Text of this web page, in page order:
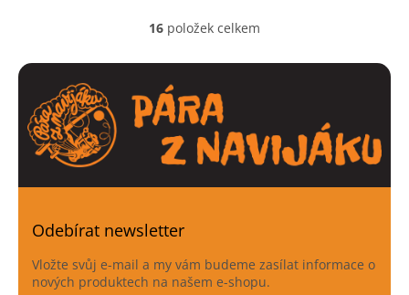
O
l
d
a
c
í
r
v
ý
16 položek celkem
Odebírat newsletter
Vložte svůj e-mail a my vám budeme zasílat informace o
nových produktech na našem e-shopu.